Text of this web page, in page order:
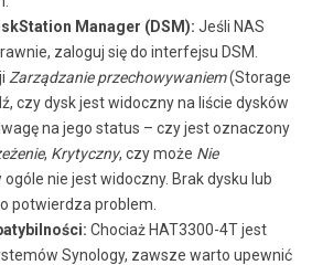
Manager (DSM): Jeśli NAS
zaloguj się do interfejsu DSM.
Zarządzanie przechowywaniem(Storage
czy dysk jest widoczny na liście dysków
na jego status – czy jest oznaczony
, Krytyczny, czy może Nie
nie jest widoczny. Brak dysku lub
potwierdza problem.
Chociaż HAT3300-4T jest
Synology, zawsze warto upewnić